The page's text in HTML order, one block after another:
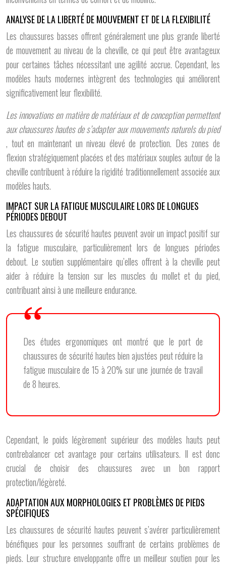
ANALYSE DE LA LIBERTÉ DE MOUVEMENT ET DE LA FLEXIBILITÉ
Les chaussures basses offrent généralement une plus grande liberté
de mouvement au niveau de la cheville, ce qui peut être avantageux
pour certaines tâches nécessitant une agilité accrue. Cependant, les
modèles hauts modernes intègrent des technologies qui améliorent
significativement leur flexibilité.
Les innovations en matière de matériaux et de conception permettent
aux chaussures hautes de s’adapter aux mouvements naturels du pied
, tout en maintenant un niveau élevé de protection. Des zones de
flexion stratégiquement placées et des matériaux souples autour de la
cheville contribuent à réduire la rigidité traditionnellement associée aux
modèles hauts.
IMPACT SUR LA FATIGUE MUSCULAIRE LORS DE LONGUES
PÉRIODES DEBOUT
Les chaussures de sécurité hautes peuvent avoir un impact positif sur
la fatigue musculaire, particulièrement lors de longues périodes
debout. Le soutien supplémentaire qu’elles offrent à la cheville peut
aider à réduire la tension sur les muscles du mollet et du pied,
contribuant ainsi à une meilleure endurance.
Des études ergonomiques ont montré que le port de
chaussures de sécurité hautes bien ajustées peut réduire la
fatigue musculaire de 15 à 20% sur une journée de travail
de 8 heures.
Cependant, le poids légèrement supérieur des modèles hauts peut
contrebalancer cet avantage pour certains utilisateurs. Il est donc
crucial de choisir des chaussures avec un bon rapport
protection/légèreté.
ADAPTATION AUX MORPHOLOGIES ET PROBLÈMES DE PIEDS
SPÉCIFIQUES
Les chaussures de sécurité hautes peuvent s’avérer particulièrement
bénéfiques pour les personnes souffrant de certains problèmes de
pieds. Leur structure enveloppante offre un meilleur soutien pour les